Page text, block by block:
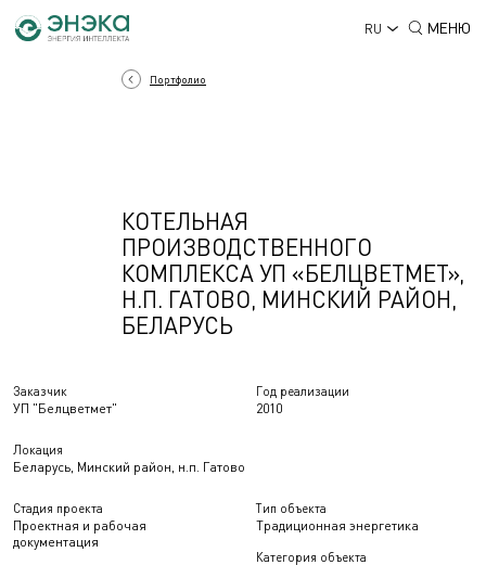
RU МЕНЮ
Заказчик
УП "Белцветмет"
Год реализации
2010
Локация
Беларусь, Минский район, н.п. Гатово
Стадия проекта
Проектная и рабочая
документация
Тип объекта
Традиционная энергетика
Категория объекта
Портфолио
КОТЕЛЬНАЯ
ПРОИЗВОДСТВЕННОГО
КОМПЛЕКСА УП «БЕЛЦВЕТМЕТ»,
Н.П. ГАТОВО, МИНСКИЙ РАЙОН,
БЕЛАРУСЬ